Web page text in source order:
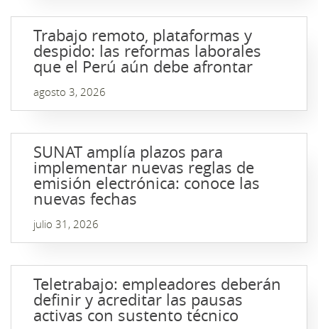
Trabajo remoto, plataformas y
despido: las reformas laborales
que el Perú aún debe afrontar
agosto 3, 2026
SUNAT amplía plazos para
implementar nuevas reglas de
emisión electrónica: conoce las
nuevas fechas
julio 31, 2026
Teletrabajo: empleadores deberán
definir y acreditar las pausas
activas con sustento técnico